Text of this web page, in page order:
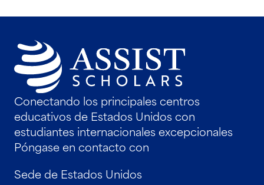
Conectando los principales centros
educativos de Estados Unidos con
estudiantes internacionales excepcionales
Póngase en contacto con
Sede de Estados Unidos